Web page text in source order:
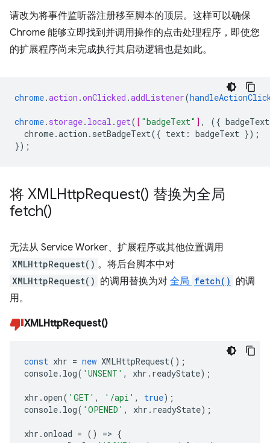
请改为将事件监听器注册移至脚本的顶层。这样可以确保
Chrome 能够立即找到并调用操作的点击处理程序，即使您
的扩展程序尚未完成执行其启动逻辑也是如此。
chrome.action .onClicked .addListener(
chrome. storage. local .get( [ "badgeText" ] , ({ badgeText
chrome.action.setBadgeText({ text : badgeText });
});
将 XMLHttpRequest() 替换为全局
fetch()
无法从 Service Worker、扩展程序或其他位置调用
XMLHttpRequest() 。将后台脚本中对
XMLHttpRequest() 的调用替换为对 全局 fetch() 的调
用。
XMLHttpRequest()
const xhr = new XMLHttpRequest();
console. log( 'UNSENT' , xhr . readyState);
xhr .open( 'GET' , '/api' , true);
console. log( 'OPENED' , xhr . readyState);
xhr .onload = () => {